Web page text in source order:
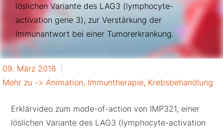
löslichen Variante des LAG3 (lymphocyte-
activation gene 3), zur Verstärkung der
Immunantwort bei einer Tumorerkrankung.
09. März 2016
Mehr zu -> Animation, Immuntherapie, Krebsbehandlung
Erklärvideo zum mode-of-action von IMP321, einer
löslichen Variante des LAG3 (lymphocyte-activation